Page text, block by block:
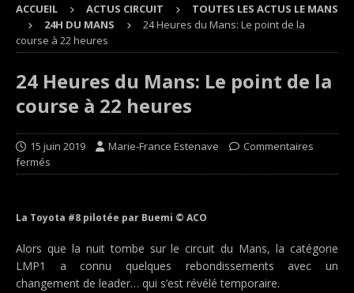
ACCUEIL ACTUS CIRCUIT
TOUTES LES ACTUS LE MANS
24H DU MANS
24 Heures du Mans: Le point de la
course à 22 heures
24 Heures du Mans: Le point de la
course à 22 heures
15 juin 2019 Marie-France Estenave
Commentaires
fermés
La Toyota #8 pilotée par Buemi © ACO
Alors que la nuit tombe sur le circuit du Mans, la catégorie
LMP1 a connu quelques rebondissements avec un
changement de leader… qui s’est révélé temporaire.